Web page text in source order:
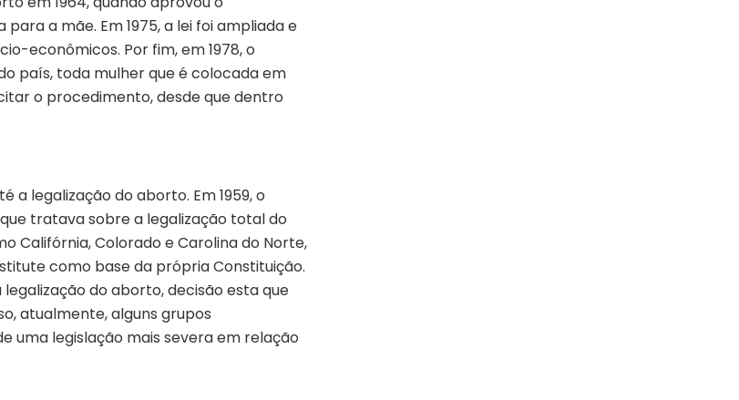
a mãe. Em 1975, a lei foi ampliada e
econômicos. Por fim, em 1978, o
país, toda mulher que é colocada em
o procedimento, desde que dentro
a legalização do aborto. Em 1959, o
tratava sobre a legalização total do
Califórnia, Colorado e Carolina do Norte,
como base da própria Constituição.
legalização do aborto, decisão esta que
atualmente, alguns grupos
uma legislação mais severa em relação